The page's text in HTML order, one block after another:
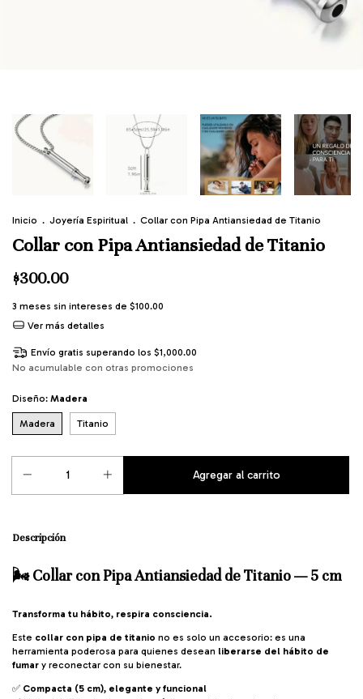
Inicio . Joyería Espiritual . Collar con Pipa Antiansiedad de Titanio
Collar con Pipa Antiansiedad de Titanio
$300.00
3 meses sin intereses de $100.00
Ver más detalles
Envío gratis superando los $1,000.00
No acumulable con otras promociones
Diseño: Madera
Madera Titanio
Descripción
🌬️Collar con Pipa Antiansiedad de Titanio — 5 cm
Transforma tu hábito, respira consciencia.
Este collar con pipa de titanio no es solo un accesorio: es una
herramienta poderosa para quienes desean liberarse del hábito de
fumar y reconectar con su bienestar.
✅ Compacta (5 cm), elegante y funcional